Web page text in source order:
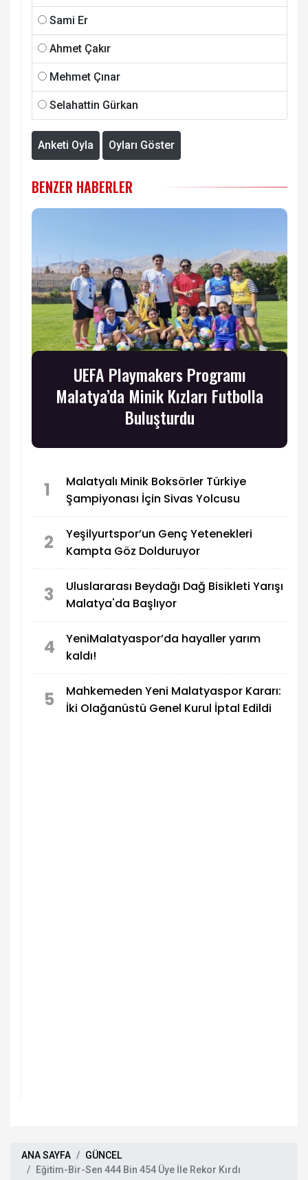
Sami Er
Ahmet Çakır
Mehmet Çınar
Selahattin Gürkan
Anketi Oyla Oyları Göster
BENZER HABERLER
UEFA Playmakers Programı
Malatya’da Minik Kızları Futbolla
Buluşturdu
1
Malatyalı Minik Boksörler Türkiye
Şampiyonası İçin Sivas Yolcusu
2
Yeşilyurtspor’un Genç Yetenekleri
Kampta Göz Dolduruyor
3
Uluslararası Beydağı Dağ Bisikleti Yarışı
Malatya'da Başlıyor
4
YeniMalatyaspor’da hayaller yarım
kaldı!
5
Mahkemeden Yeni Malatyaspor Kararı:
İki Olağanüstü Genel Kurul İptal Edildi
ANA SAYFA
GÜNCEL
Eğitim-Bir-Sen 444 Bin 454 Üye İle Rekor Kırdı